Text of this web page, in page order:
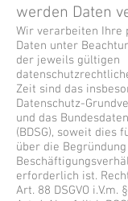
werden Daten
Wir verarbeiten Ihre
Daten unter
der jeweils gültigen
Zeit sind das
Datenschutz-
und das
(BDSG), soweit dies
über die
erforderlich ist.
Art. 88 DSGVO i.V.m.